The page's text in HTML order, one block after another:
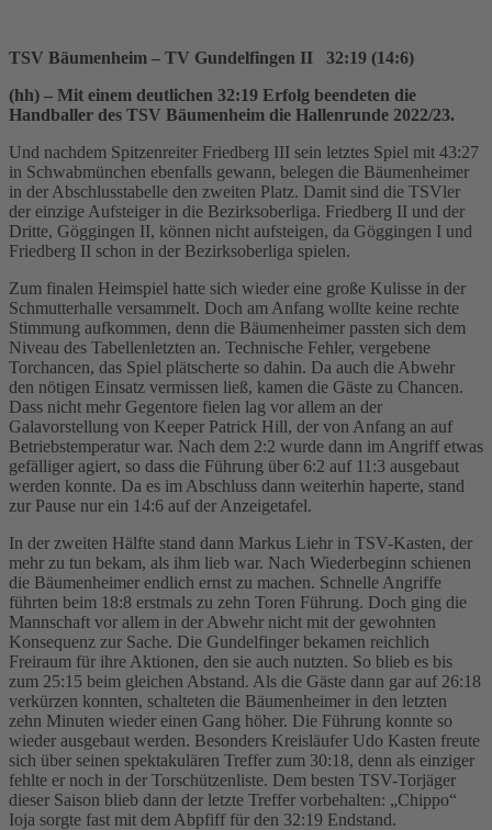
TSV Bäumenheim – TV Gundelfingen II 32:19 (14:6)
(hh) – Mit einem deutlichen 32:19 Erfolg beendeten die
Handballer des TSV Bäumenheim die Hallenrunde 2022/23.
Und nachdem Spitzenreiter Friedberg III sein letztes Spiel mit 43:27
in Schwabmünchen ebenfalls gewann, belegen die Bäumenheimer
in der Abschlusstabelle den zweiten Platz. Damit sind die TSVler
der einzige Aufsteiger in die Bezirksoberliga. Friedberg II und der
Dritte, Göggingen II, können nicht aufsteigen, da Göggingen I und
Friedberg II schon in der Bezirksoberliga spielen.
Zum finalen Heimspiel hatte sich wieder eine große Kulisse in der
Schmutterhalle versammelt. Doch am Anfang wollte keine rechte
Stimmung aufkommen, denn die Bäumenheimer passten sich dem
Niveau des Tabellenletzten an. Technische Fehler, vergebene
Torchancen, das Spiel plätscherte so dahin. Da auch die Abwehr
den nötigen Einsatz vermissen ließ, kamen die Gäste zu Chancen.
Dass nicht mehr Gegentore fielen lag vor allem an der
Galavorstellung von Keeper Patrick Hill, der von Anfang an auf
Betriebstemperatur war. Nach dem 2:2 wurde dann im Angriff etwas
gefälliger agiert, so dass die Führung über 6:2 auf 11:3 ausgebaut
werden konnte. Da es im Abschluss dann weiterhin haperte, stand
zur Pause nur ein 14:6 auf der Anzeigetafel.
In der zweiten Hälfte stand dann Markus Liehr in TSV-Kasten, der
mehr zu tun bekam, als ihm lieb war. Nach Wiederbeginn schienen
die Bäumenheimer endlich ernst zu machen. Schnelle Angriffe
führten beim 18:8 erstmals zu zehn Toren Führung. Doch ging die
Mannschaft vor allem in der Abwehr nicht mit der gewohnten
Konsequenz zur Sache. Die Gundelfinger bekamen reichlich
Freiraum für ihre Aktionen, den sie auch nutzten. So blieb es bis
zum 25:15 beim gleichen Abstand. Als die Gäste dann gar auf 26:18
verkürzen konnten, schalteten die Bäumenheimer in den letzten
zehn Minuten wieder einen Gang höher. Die Führung konnte so
wieder ausgebaut werden. Besonders Kreisläufer Udo Kasten freute
sich über seinen spektakulären Treffer zum 30:18, denn als einziger
fehlte er noch in der Torschützenliste. Dem besten TSV-Torjäger
dieser Saison blieb dann der letzte Treffer vorbehalten: „Chippo“
Ioja sorgte fast mit dem Abpfiff für den 32:19 Endstand.